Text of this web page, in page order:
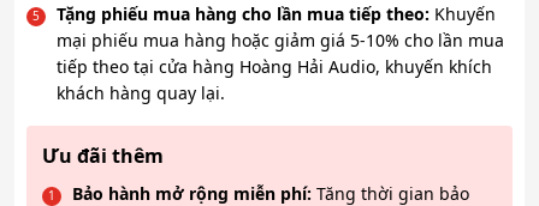
Tặng phiếu mua hàng cho lần mua tiếp theo: Khuyến
mại phiếu mua hàng hoặc giảm giá 5-10% cho lần mua
tiếp theo tại cửa hàng Hoàng Hải Audio, khuyến khích
khách hàng quay lại.
Ưu đãi thêm
Bảo hành mở rộng miễn phí: Tăng thời gian bảo